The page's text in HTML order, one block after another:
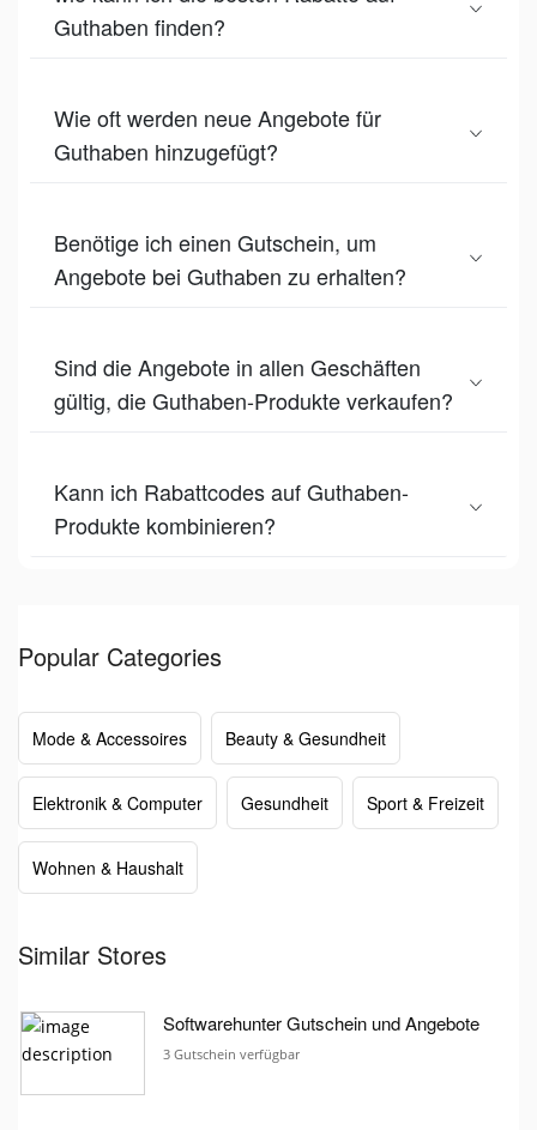
Guthaben finden?
Wie oft werden neue Angebote für
Guthaben hinzugefügt?
Benötige ich einen Gutschein, um
Angebote bei Guthaben zu erhalten?
Sind die Angebote in allen Geschäften
gültig, die Guthaben-Produkte verkaufen?
Kann ich Rabattcodes auf Guthaben-
Produkte kombinieren?
Popular Categories
Mode & Accessoires Beauty & Gesundheit
Elektronik & Computer Gesundheit Sport & Freizeit
Wohnen & Haushalt
Similar Stores
Softwarehunter Gutschein und Angebote
3 Gutschein verfügbar